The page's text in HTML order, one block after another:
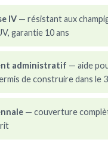
IV — résistant aux
garantie 10 ans
administratif — aide
de construire dans le
— couverture